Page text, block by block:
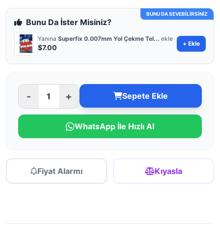
BUNU DA SEVEBİLİRSİNİZ
Bunu Da İster Misiniz?
Yanına Superfix 0.007mm Yol Çekme Tel... ekle
$7.00 + Ekle
- + Sepete Ekle
WhatsApp İle Hızlı Al
Fiyat Alarmı Kıyasla